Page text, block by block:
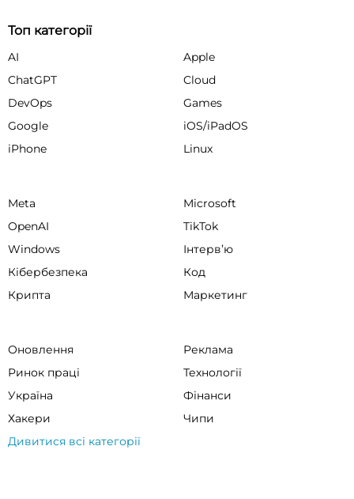
Топ категорії
AI
Apple
ChatGPT
Cloud
DevOps
Games
Google
iOS/iPadOS
iPhone
Linux
Meta
Microsoft
OpenAI
TikTok
Windows
Інтервʼю
Кібербезпека
Код
Крипта
Маркетинг
Оновлення
Реклама
Ринок праці
Технології
Україна
Фінанси
Хакери
Чипи
Дивитися всі категорії